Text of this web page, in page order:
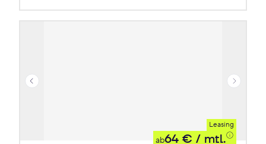
Leasing
ab64 € / mtl.